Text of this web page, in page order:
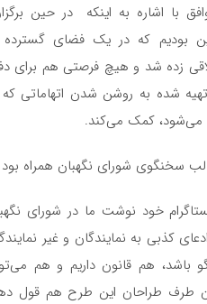
با اشاره به اینکه در حین
بودیم که در یک فضای گسترده
زده شد و هیچ فرصتی هم برای
شده به روشن شدن اتهاماتی
می‌شود، کمک می‌کند.
سخنگوی شورای نگهبان همراه
خود نوشت ما در شورای
کذبی به نمایندگان و غیر
باشد، هم قانون داریم و هم
آن طرف طراحان این طرح هم قول